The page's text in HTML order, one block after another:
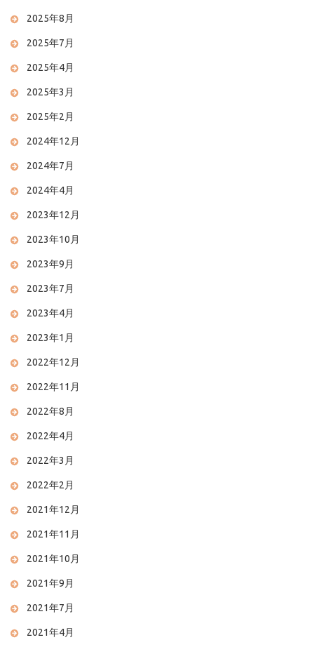
2025年8月
2025年7月
2025年4月
2025年3月
2025年2月
2024年12月
2024年7月
2024年4月
2023年12月
2023年10月
2023年9月
2023年7月
2023年4月
2023年1月
2022年12月
2022年11月
2022年8月
2022年4月
2022年3月
2022年2月
2021年12月
2021年11月
2021年10月
2021年9月
2021年7月
2021年4月